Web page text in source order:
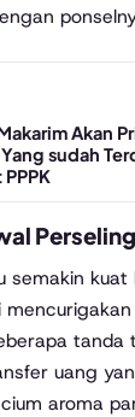
Akan
sudah
semakin
tanda
uang
aroma